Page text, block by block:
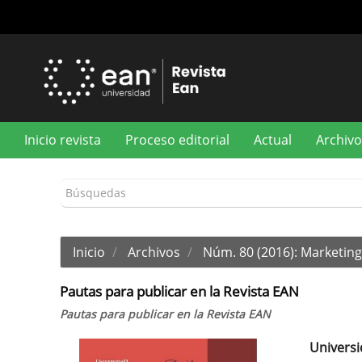
principal
Inicio revista Proceso editorial Actual
Inicio Archivos Núm. 80 (2016):
Pautas para publicar en la Revista EAN
Pautas para publicar en la Revista EAN